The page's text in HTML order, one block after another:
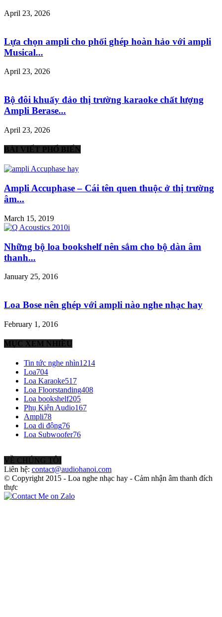
April 23, 2026
Lựa chọn ampli cho phối ghép hoàn hảo với ampli
Musical...
April 23, 2026
Bộ đôi khuấy đảo thị trường karaoke chất lượng
Ampli Berase...
April 23, 2026
BÀI VIẾT PHỔ BIẾN
Ampli Accuphase – Cái tên quen thuộc ở thị trường
âm...
March 15, 2019
Những bộ loa bookshelf nên sắm cho bộ dàn âm
thanh...
January 25, 2016
Loa Bose nên ghép với ampli nào nghe nhạc hay
February 1, 2016
MỤC XEM NHIỀU
Tin tức nghe nhìn1214
Loa704
Loa Karaoke517
Loa Floorstanding408
Loa bookshelf205
Phụ Kiện Audio167
Ampli78
Loa di động76
Loa Subwoofer76
VỀ CHÚNG TÔI
Liên hệ: contact@audiohanoi.com
© Copyright 2015 - Loa nghe nhạc hay - Cảm nhận âm thanh đích
thực